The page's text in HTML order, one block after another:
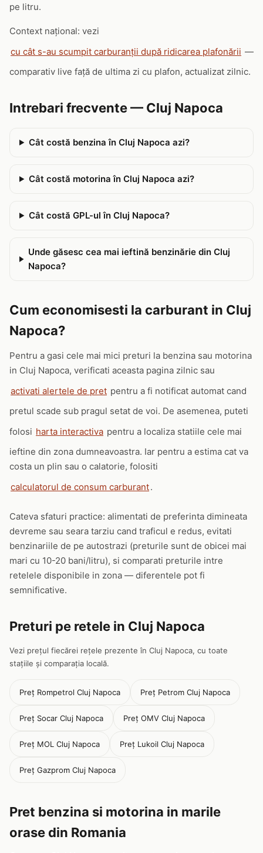
pe litru.
Context național: vezi
cu cât s-au scumpit carburanții după ridicarea plafonării —
comparativ live față de ultima zi cu plafon, actualizat zilnic.
Intrebari frecvente — Cluj Napoca
Cât costă benzina în Cluj Napoca azi?
Cât costă motorina în Cluj Napoca azi?
Cât costă GPL-ul în Cluj Napoca?
Unde găsesc cea mai ieftină benzinărie din Cluj
Napoca?
Cum economisesti la carburant in Cluj
Napoca?
Pentru a gasi cele mai mici preturi la benzina sau motorina
in Cluj Napoca, verificati aceasta pagina zilnic sau
activati alertele de pret pentru a fi notificat automat cand
pretul scade sub pragul setat de voi. De asemenea, puteti
folosi harta interactiva pentru a localiza statiile cele mai
ieftine din zona dumneavoastra. Iar pentru a estima cat va
costa un plin sau o calatorie, folositi
calculatorul de consum carburant.
Cateva sfaturi practice: alimentati de preferinta dimineata
devreme sau seara tarziu cand traficul e redus, evitati
benzinariile de pe autostrazi (preturile sunt de obicei mai
mari cu 10-20 bani/litru), si comparati preturile intre
retelele disponibile in zona — diferentele pot fi
semnificative.
Preturi pe retele in Cluj Napoca
Vezi prețul fiecărei rețele prezente în Cluj Napoca, cu toate
stațiile și comparația locală.
Preț Rompetrol Cluj Napoca Preț Petrom Cluj Napoca
Preț Socar Cluj Napoca Preț OMV Cluj Napoca
Preț MOL Cluj Napoca Preț Lukoil Cluj Napoca
Preț Gazprom Cluj Napoca
Pret benzina si motorina in marile
orase din Romania